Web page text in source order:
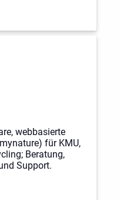
webbasierte
für KMU,
Beratung,
Support.